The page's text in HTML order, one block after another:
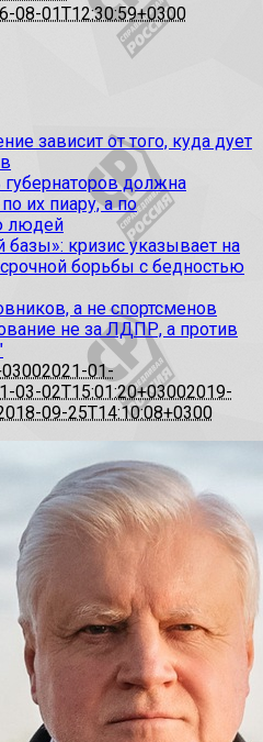
08-01T12:30:59+0300
зависит от того, куда дует
должна
их пиару, а по
людей
кризис указывает на
борьбы с бедностью
а не спортсменов
не за ЛДПР, а против
2021-01-
03-02T15:01:20+03002019-
09-25T14:10:08+0300